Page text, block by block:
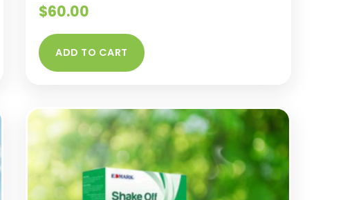
$60.00
ADD TO CART